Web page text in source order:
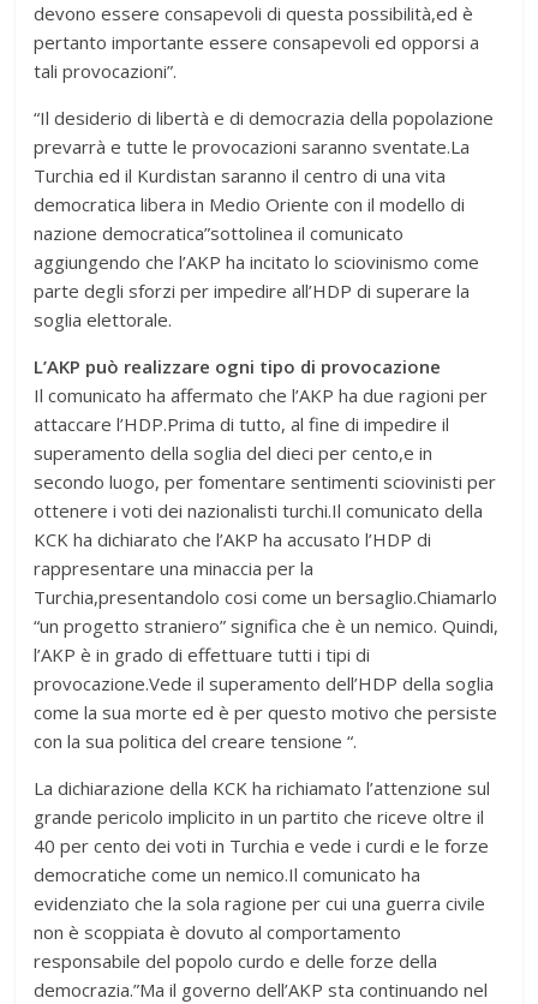
devono essere consapevoli di questa possibilità,ed è
pertanto importante essere consapevoli ed opporsi a
tali provocazioni”.
“Il desiderio di libertà e di democrazia della popolazione
prevarrà e tutte le provocazioni saranno sventate.La
Turchia ed il Kurdistan saranno il centro di una vita
democratica libera in Medio Oriente con il modello di
nazione democratica”sottolinea il comunicato
aggiungendo che l’AKP ha incitato lo sciovinismo come
parte degli sforzi per impedire all’HDP di superare la
soglia elettorale.
L’AKP può realizzare ogni tipo di provocazione
Il comunicato ha affermato che l’AKP ha due ragioni per
attaccare l’HDP.Prima di tutto, al fine di impedire il
superamento della soglia del dieci per cento,e in
secondo luogo, per fomentare sentimenti sciovinisti per
ottenere i voti dei nazionalisti turchi.Il comunicato della
KCK ha dichiarato che l’AKP ha accusato l’HDP di
rappresentare una minaccia per la
Turchia,presentandolo cosi come un bersaglio.Chiamarlo
“un progetto straniero” significa che è un nemico. Quindi,
l’AKP è in grado di effettuare tutti i tipi di
provocazione.Vede il superamento dell’HDP della soglia
come la sua morte ed è per questo motivo che persiste
con la sua politica del creare tensione “.
La dichiarazione della KCK ha richiamato l’attenzione sul
grande pericolo implicito in un partito che riceve oltre il
40 per cento dei voti in Turchia e vede i curdi e le forze
democratiche come un nemico.Il comunicato ha
evidenziato che la sola ragione per cui una guerra civile
non è scoppiata è dovuto al comportamento
responsabile del popolo curdo e delle forze della
democrazia.”Ma il governo dell’AKP sta continuando nel